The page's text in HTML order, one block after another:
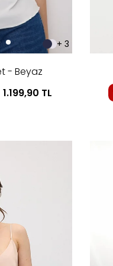
+ 3
- Beyaz
1.199,90 TL